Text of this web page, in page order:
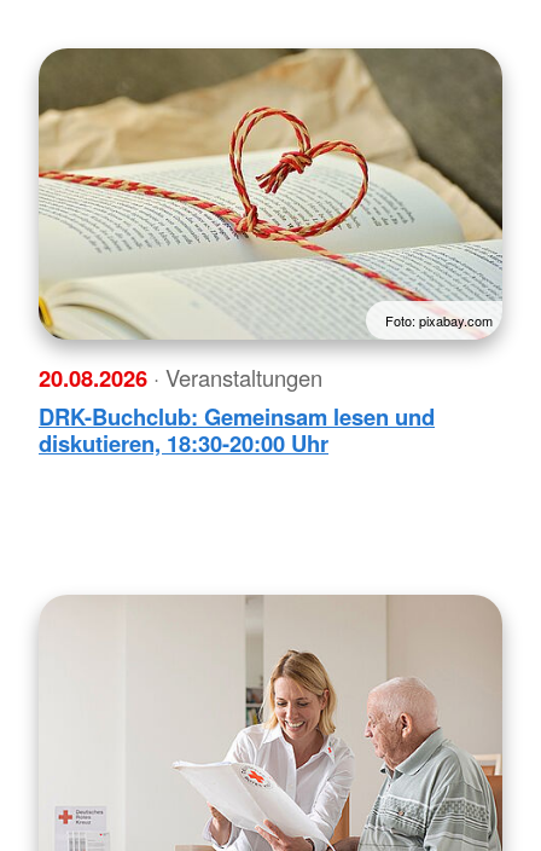
Foto: pixabay.com
20.08.2026 · Veranstaltungen
DRK-Buchclub: Gemeinsam lesen und
diskutieren, 18:30-20:00 Uhr